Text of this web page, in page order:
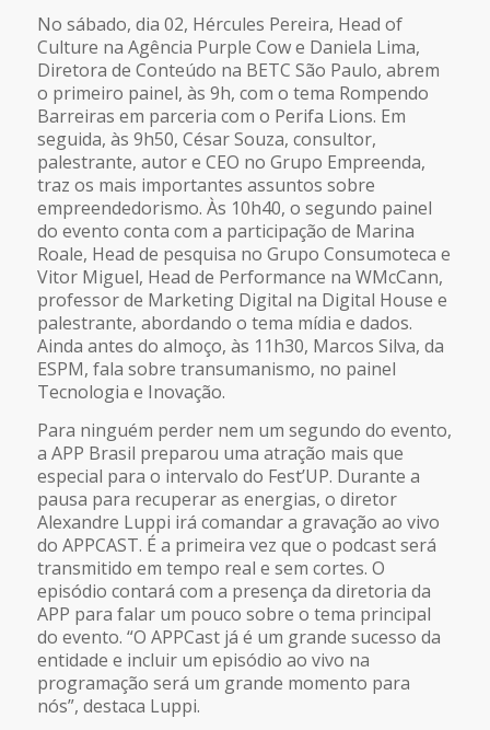
No sábado, dia 02, Hércules Pereira, Head of
Culture na Agência Purple Cow e Daniela Lima,
Diretora de Conteúdo na BETC São Paulo, abrem
o primeiro painel, às 9h, com o tema Rompendo
Barreiras em parceria com o Perifa Lions. Em
seguida, às 9h50, César Souza, consultor,
palestrante, autor e CEO no Grupo Empreenda,
traz os mais importantes assuntos sobre
empreendedorismo. Às 10h40, o segundo painel
do evento conta com a participação de Marina
Roale, Head de pesquisa no Grupo Consumoteca e
Vitor Miguel, Head de Performance na WMcCann,
professor de Marketing Digital na Digital House e
palestrante, abordando o tema mídia e dados.
Ainda antes do almoço, às 11h30, Marcos Silva, da
ESPM, fala sobre transumanismo, no painel
Tecnologia e Inovação.
Para ninguém perder nem um segundo do evento,
a APP Brasil preparou uma atração mais que
especial para o intervalo do Fest’UP. Durante a
pausa para recuperar as energias, o diretor
Alexandre Luppi irá comandar a gravação ao vivo
do APPCAST. É a primeira vez que o podcast será
transmitido em tempo real e sem cortes. O
episódio contará com a presença da diretoria da
APP para falar um pouco sobre o tema principal
do evento. “O APPCast já é um grande sucesso da
entidade e incluir um episódio ao vivo na
programação será um grande momento para
nós”, destaca Luppi.